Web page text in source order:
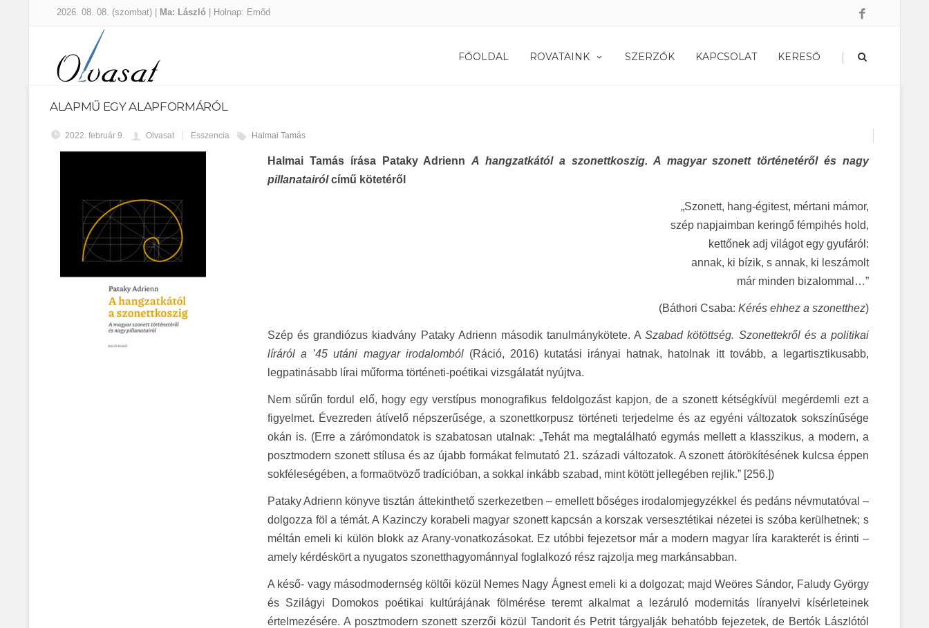
2026. 08. 08. (szombat) | Ma: László | Holnap: Emõd
FŐOLDAL ROVATAINK SZERZŐK KAPCSOLAT KERESŐ |
ALAPMŰ EGY ALAPFORMÁRÓL
2022. február 9. Olvasat Esszencia Halmai Tamás
Halmai Tamás írása Pataky AdriennA hangzatkától a szonettkoszig. A magyar szonett történetéről és nagy
pillanatairólcímű kötetéről
„Szonett, hang-égitest, mértani mámor,
szép napjaimban keringő fémpihés hold,
kettőnek adj világot egy gyufáról:
annak, ki bízik, s annak, ki leszámolt
már minden bizalommal…”
(Báthori Csaba: Kérés ehhez a szonetthez)
Szép és grandiózus kiadvány Pataky Adrienn második tanulmánykötete. ASzabad kötöttség. Szonettekről és a politikai
líráról a ’45 utáni magyar irodalomból(Ráció, 2016) kutatási irányai hatnak, hatolnak itt tovább, a legartisztikusabb,
legpatinásabb lírai műforma történeti-poétikai vizsgálatát nyújtva.
Nem sűrűn fordul elő, hogy egy verstípus monografikus feldolgozást kapjon, de a szonett kétségkívül megérdemli ezt a
figyelmet. Évezreden átívelő népszerűsége, a szonettkorpusz történeti terjedelme és az egyéni változatok sokszínűsége
okán is. (Erre a zárómondatok is szabatosan utalnak: „Tehát ma megtalálható egymás mellett a klasszikus, a modern, a
posztmodern szonett stílusa és az újabb formákat felmutató 21. századi változatok. A szonett átörökítésének kulcsa éppen
sokféleségében, a formaötvöző tradícióban, a sokkal inkább szabad, mint kötött jellegében rejlik.” [256.])
Pataky Adrienn könyve tisztán áttekinthető szerkezetben – emellett bőséges irodalomjegyzékkel és pedáns névmutatóval –
dolgozza föl a témát. A Kazinczy korabeli magyar szonett kapcsán a korszak versesztétikai nézetei is szóba kerülhetnek; s
méltán emeli ki külön blokk az Arany-vonatkozásokat. Ez utóbbi fejezetsor már a modern magyar líra karakterét is érinti –
amely kérdéskört a nyugatos szonetthagyománnyal foglalkozó rész rajzolja meg markánsabban.
A késő- vagy másodmodernség költői közül Nemes Nagy Ágnest emeli ki a dolgozat; majd Weöres Sándor, Faludy György
és Szilágyi Domokos poétikai kultúrájának fölmérése teremt alkalmat a lezáruló modernitás líranyelvi kísérleteinek
értelmezésére. A posztmodern szonett szerzői közül Tandorit és Petrit tárgyalják behatóbb fejezetek, de Bertók Lászlótól